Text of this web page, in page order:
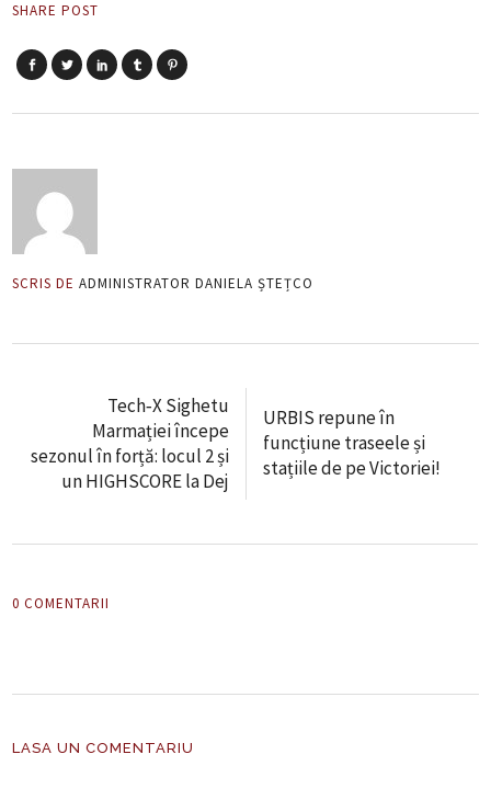
SHARE POST
SCRIS DE ADMINISTRATOR DANIELA ȘTEȚCO
Tech‑X Sighetu
Marmației începe
sezonul în forță: locul 2 și
un HIGHSCORE la Dej
URBIS repune în
funcțiune traseele și
stațiile de pe Victoriei!
0 COMENTARII
LASA UN COMENTARIU